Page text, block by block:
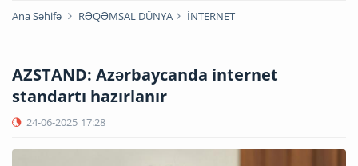
Ana Səhifə RƏQƏMSAL DÜNYA İNTERNET
AZSTAND: Azərbaycanda internet
standartı hazırlanır
24-06-2025 17:28